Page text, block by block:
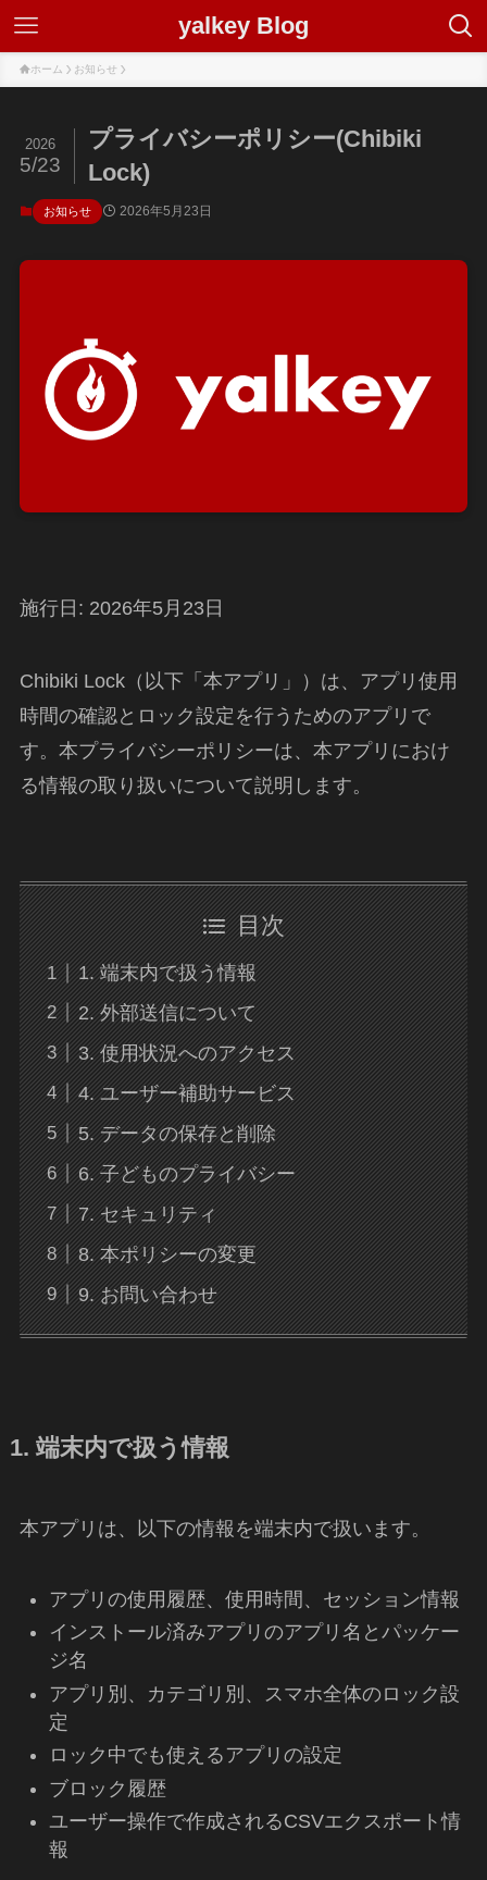
yalkey Blog
ホーム お知らせ
プライバシーポリシー(Chibiki
Lock)
2026
5/23
お知らせ 2026年5月23日
施行日: 2026年5月23日
Chibiki Lock（以下「本アプリ」）は、アプリ使用
時間の確認とロック設定を行うためのアプリで
す。本プライバシーポリシーは、本アプリにおけ
る情報の取り扱いについて説明します。
目次
1. 端末内で扱う情報
2. 外部送信について
3. 使用状況へのアクセス
4. ユーザー補助サービス
5. データの保存と削除
6. 子どものプライバシー
7. セキュリティ
8. 本ポリシーの変更
9. お問い合わせ
1. 端末内で扱う情報
本アプリは、以下の情報を端末内で扱います。
アプリの使用履歴、使用時間、セッション情報
インストール済みアプリのアプリ名とパッケー
ジ名
アプリ別、カテゴリ別、スマホ全体のロック設
定
ロック中でも使えるアプリの設定
ブロック履歴
ユーザー操作で作成されるCSVエクスポート情
報